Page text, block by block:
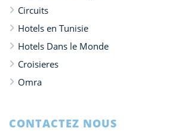
Circuits
Hotels en Tunisie
Hotels Dans le Monde
Croisieres
Omra
CONTACTEZ NOUS